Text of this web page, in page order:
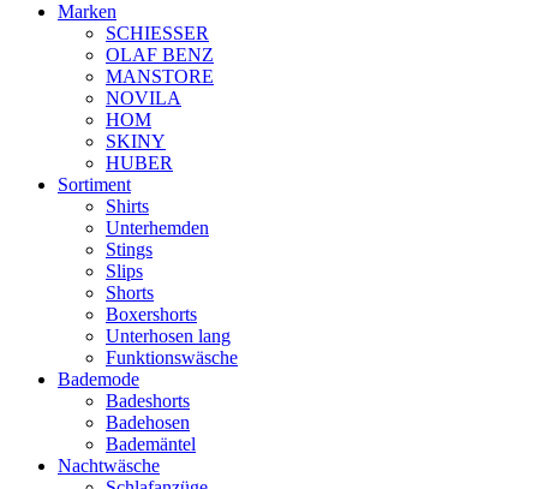
Marken
SCHIESSER
OLAF BENZ
MANSTORE
NOVILA
HOM
SKINY
HUBER
Sortiment
Shirts
Unterhemden
Stings
Slips
Shorts
Boxershorts
Unterhosen lang
Funktionswäsche
Bademode
Badeshorts
Badehosen
Bademäntel
Nachtwäsche